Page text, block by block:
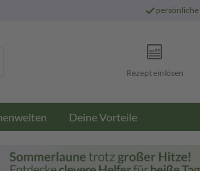
persönliche
Rezept einlösen
Deine Vorteile